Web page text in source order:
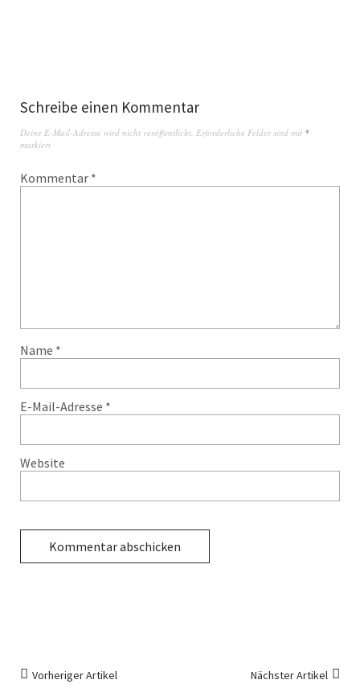
Schreibe einen Kommentar
Deine E-Mail-Adresse wird nicht veröffentlicht. Erforderliche Felder sind mit *
markiert
Kommentar *
Name *
E-Mail-Adresse *
Website
Vorheriger Artikel Nächster Artikel